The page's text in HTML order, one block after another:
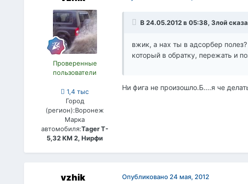
Проверенные
пользователи
1,4 тыс
Город
(регион):Воронеж
Марка
автомобиля:Tager T-
5,32 КМ 2, Нирфи
В 24.05.2012 в 05:38, Злой
вжик, а нах ты в адсорбер
который в обратку, пережать и
Ни фига не произошло.Б....я че
vzhik Опубликовано 24 мая, 2012